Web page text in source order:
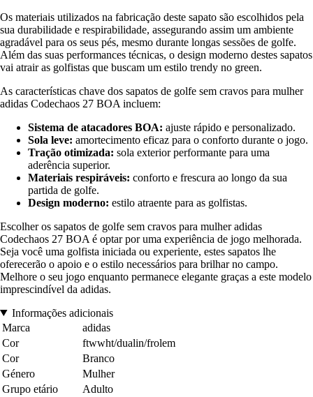
Os materiais utilizados na fabricação deste sapato são escolhidos pela
sua durabilidade e respirabilidade, assegurando assim um ambiente
agradável para os seus pés, mesmo durante longas sessões de golfe.
Além das suas performances técnicas, o design moderno destes sapatos
vai atrair as golfistas que buscam um estilo trendy no green.
As características chave dos sapatos de golfe sem cravos para mulher
adidas Codechaos 27 BOA incluem:
Sistema de atacadores BOA: ajuste rápido e personalizado.
Sola leve: amortecimento eficaz para o conforto durante o jogo.
Tração otimizada: sola exterior performante para uma
aderência superior.
Materiais respiráveis: conforto e frescura ao longo da sua
partida de golfe.
Design moderno: estilo atraente para as golfistas.
Escolher os sapatos de golfe sem cravos para mulher adidas
Codechaos 27 BOA é optar por uma experiência de jogo melhorada.
Seja você uma golfista iniciada ou experiente, estes sapatos lhe
oferecerão o apoio e o estilo necessários para brilhar no campo.
Melhore o seu jogo enquanto permanece elegante graças a este modelo
imprescindível da adidas.
Informações adicionais
Marca
adidas
Cor
ftwwht/dualin/frolem
Cor
Branco
Género
Mulher
Grupo etário
Adulto